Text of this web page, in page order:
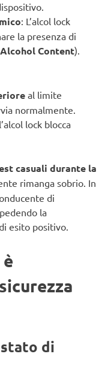
: L’alcol lock
la presenza di
Content).
al limite
normalmente.
lock blocca
casuali durante la
rimanga sobrio. In
di
la
esito positivo.
di